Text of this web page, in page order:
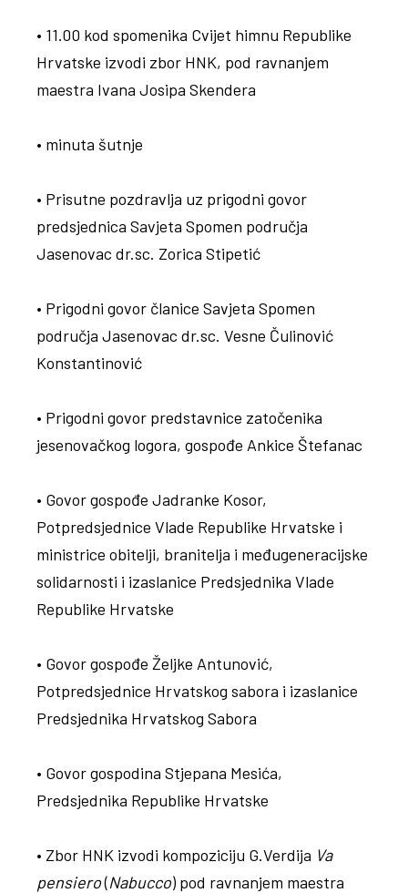
• 11.00 kod spomenika Cvijet himnu Republike
Hrvatske izvodi zbor HNK, pod ravnanjem
maestra Ivana Josipa Skendera
• minuta šutnje
• Prisutne pozdravlja uz prigodni govor
predsjednica Savjeta Spomen područja
Jasenovac dr.sc. Zorica Stipetić
• Prigodni govor članice Savjeta Spomen
područja Jasenovac dr.sc. Vesne Čulinović
Konstantinović
• Prigodni govor predstavnice zatočenika
jesenovačkog logora, gospođe Ankice Štefanac
• Govor gospođe Jadranke Kosor,
Potpredsjednice Vlade Republike Hrvatske i
ministrice obitelji, branitelja i međugeneracijske
solidarnosti i izaslanice Predsjednika Vlade
Republike Hrvatske
• Govor gospođe Željke Antunović,
Potpredsjednice Hrvatskog sabora i izaslanice
Predsjednika Hrvatskog Sabora
• Govor gospodina Stjepana Mesića,
Predsjednika Republike Hrvatske
• Zbor HNK izvodi kompoziciju G.Verdija Va
pensiero(Nabucco) pod ravnanjem maestra